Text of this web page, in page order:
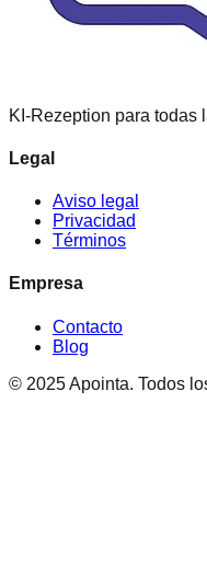
KI-Rezeption para todas
Legal
Aviso legal
Privacidad
Términos
Empresa
Contacto
Blog
© 2025 Apointa. Todos